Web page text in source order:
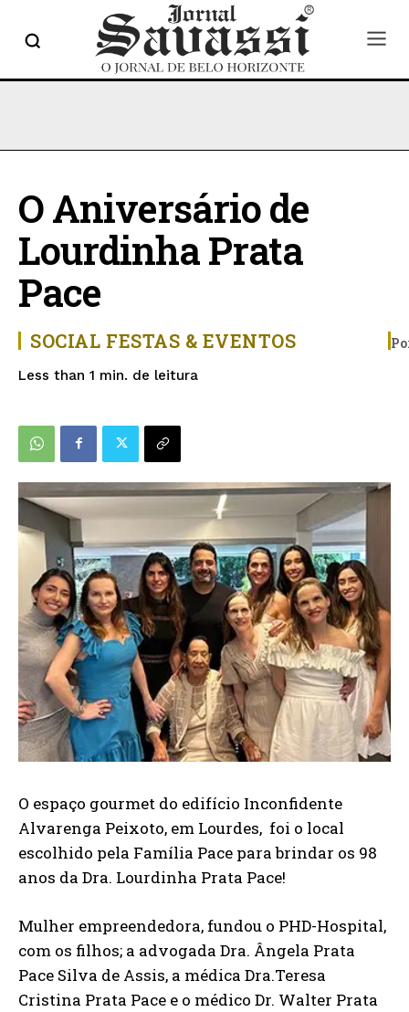
O Aniversário de
Lourdinha Prata
Pace
SOCIAL FESTAS & EVENTOS
Less than 1 min. de leitura
O espaço gourmet do edifício Inconfidente
Alvarenga Peixoto, em Lourdes, foi o local
escolhido pela Família Pace para brindar os 98
anos da Dra. Lourdinha Prata Pace!
Mulher empreendedora, fundou o PHD-Hospital,
com os filhos; a advogada Dra. Ângela Prata
Pace Silva de Assis, a médica Dra.Teresa
Cristina Prata Pace e o médico Dr. Walter Prata